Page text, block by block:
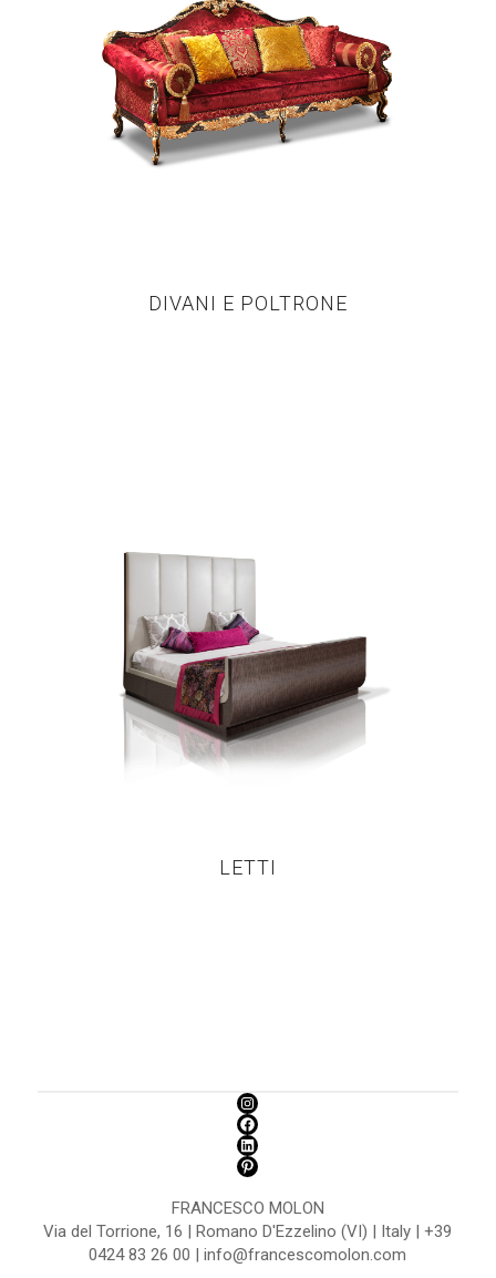
DIVANI E POLTRONE
LETTI
FRANCESCO MOLON
Via del Torrione, 16 | Romano D'Ezzelino (VI) | Italy | +39
0424 83 26 00 | info@francescomolon.com